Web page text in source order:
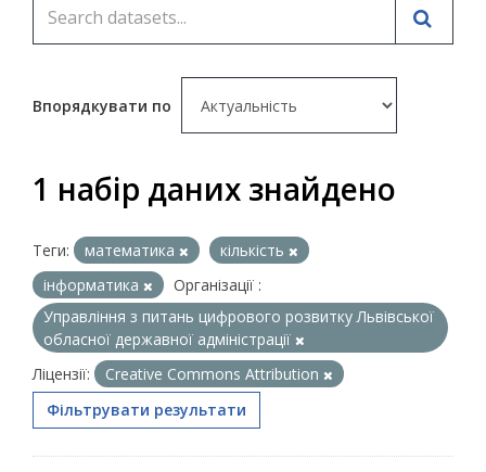
Впорядкувати по
1 набір даних знайдено
Теги: математика
кількість
інформатика
Організації :
Управління з питань цифрового розвитку Львівської
обласної державної адміністрації
Ліцензії:
Creative Commons Attribution
Фільтрувати результати